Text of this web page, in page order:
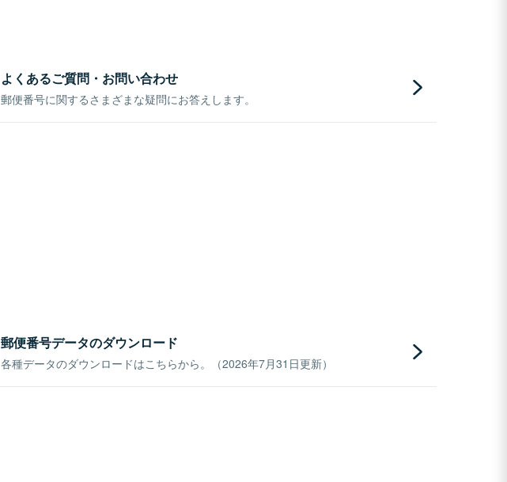
よくあるご質問・お問い合わせ
郵便番号に関するさまざまな疑問にお答えします。
郵便番号データのダウンロード
各種データのダウンロードはこちらから。（2026年7月31日更新）